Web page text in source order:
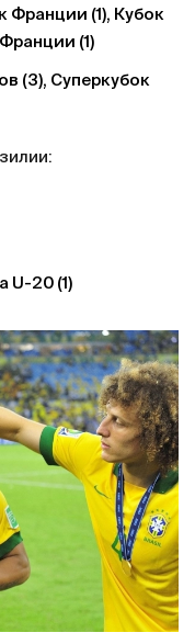
Франции (1), Кубок
(1)
(3), Суперкубок
U-20 (1)